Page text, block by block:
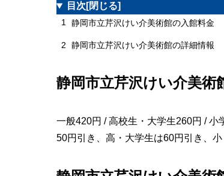
目次 [閉じる]
1 静岡市立芹沢けい介美術館の入館料金
2 静岡市立芹沢けい介美術館の詳細情報
静岡市立芹沢けい介美術
一般420円 / 高校生・大学生260円 /
50円引き、高・大学生は60円引き、小